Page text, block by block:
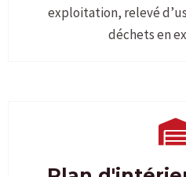
exploitation, relevé
déchets en